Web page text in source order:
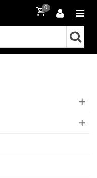
0